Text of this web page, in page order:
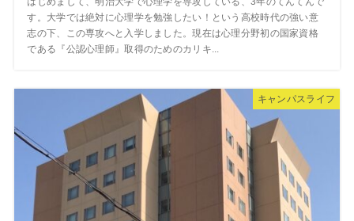
す。大学では絶対に心理学を勉強したい！という高校時代の強い意
志の下、この専攻へと入学しました。現在は心理分野初の国家資格
である『公認心理師』取得のためのカリキ...
キャンパスライフ